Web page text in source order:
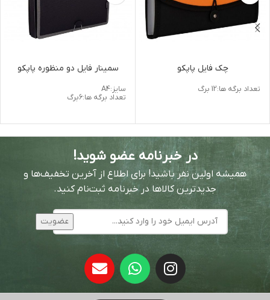
چک فایل پاپکو
تعداد برگه ها:12 برگ
سمینار فایل دو منظوره پاپکو
سایز:A4
تعداد برگه ها:6برگ
در خبرنامه عضو شوید!
همیشه اولین نفر باشید! برای اطلاع از آخرین تخفیف‌ها و
جدیدترین کالاها در خبرنامه ثبت‌نام کنید.